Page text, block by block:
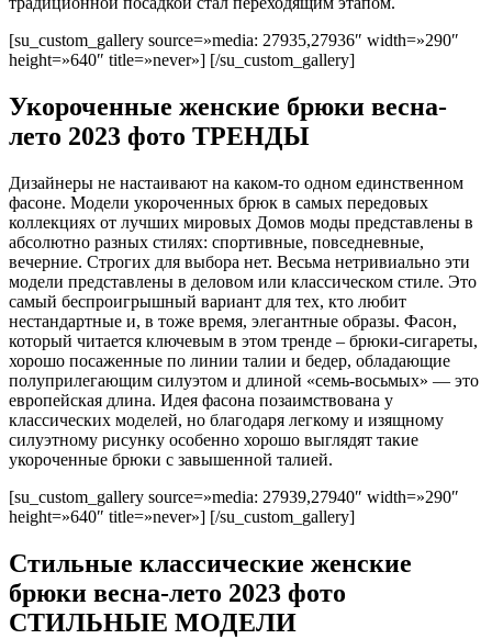
[su_custom_gallery source=»media: 27935,27936″ width=»290″
height=»640″ title=»never»] [/su_custom_gallery]
Укороченные женские брюки весна-
лето 2023 фото ТРЕНДЫ
Дизайнеры не настаивают на каком-то одном единственном
фасоне. Модели укороченных брюк в самых передовых
коллекциях от лучших мировых Домов моды представлены в
абсолютно разных стилях: спортивные, повседневные,
вечерние. Строгих для выбора нет. Весьма нетривиально эти
модели представлены в деловом или классическом стиле. Это
самый беспроигрышный вариант для тех, кто любит
нестандартные и, в тоже время, элегантные образы. Фасон,
который читается ключевым в этом тренде – брюки-сигареты,
хорошо посаженные по линии талии и бедер, обладающие
полуприлегающим силуэтом и длиной «семь-восьмых» — это
европейская длина. Идея фасона позаимствована у
классических моделей, но благодаря легкому и изящному
силуэтному рисунку особенно хорошо выглядят такие
укороченные брюки с завышенной талией.
[su_custom_gallery source=»media: 27939,27940″ width=»290″
height=»640″ title=»never»] [/su_custom_gallery]
Стильные классические женские
брюки весна-лето 2023 фото
СТИЛЬНЫЕ МОДЕЛИ